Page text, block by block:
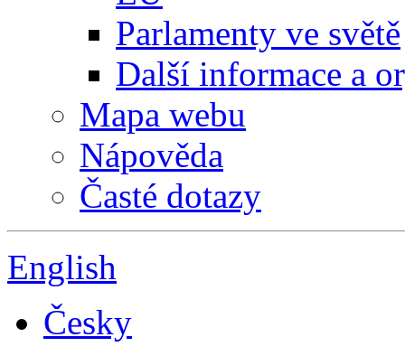
Parlamenty ve světě
Další informace a
Mapa webu
Nápověda
Časté dotazy
English
Česky